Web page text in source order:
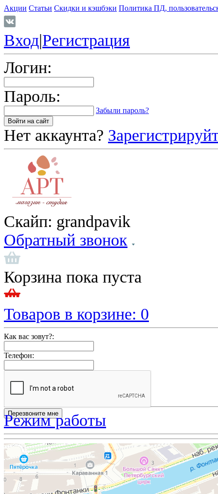
Акции Статьи Скидки и кэшбэки Политика ПД,
Вход|Регистрация
Логин:
Пароль:
Забыли пароль?
Нет аккаунта?
Скайп: grandpavik
Обратный звонок
Корзина пока пуста
Товаров в корзине: 0
Как вас зовут?:
Телефон:
Режим работы